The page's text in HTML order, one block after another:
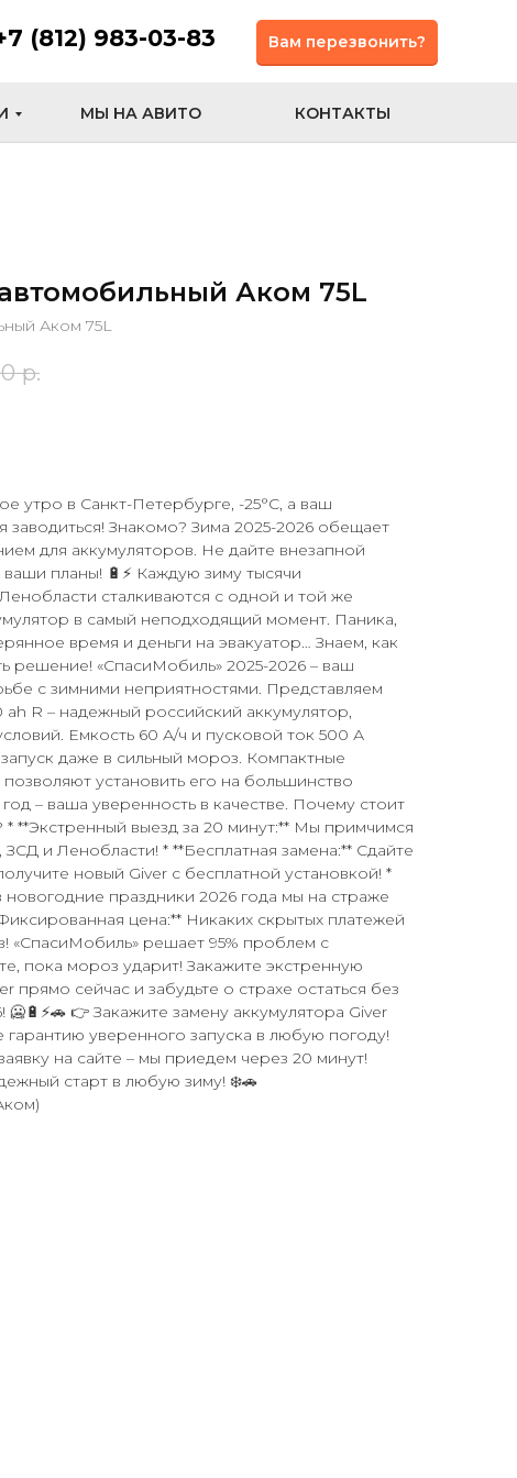
(812) 983-03-83
МЫ НА АВИТО КОНТАКТЫ
Вам перезвонить?
Аком 75L
Аком 75L
р.
утро в Санкт-Петербурге, -25°C, а ваш
заводиться! Знакомо? Зима 2025-2026 обещает
для аккумуляторов. Не дайте внезапной
планы! 🔋⚡ Каждую зиму тысячи
сталкиваются с одной и той же
в самый неподходящий момент. Паника,
время и деньги на эвакуатор… Знаем, как
решение! «СпасиМобиль» 2025-2026 – ваш
с зимними неприятностями. Представляем
ah R – надежный российский аккумулятор,
Емкость 60 А/ч и пусковой ток 500 А
даже в сильный мороз. Компактные
позволяют установить его на большинство
– ваша уверенность в качестве. Почему стоит
* **Экстренный выезд за 20 минут:** Мы примчимся
и Ленобласти! * **Бесплатная замена:** Сдайте
новый Giver с бесплатной установкой! *
праздники 2026 года мы на страже
цена:** Никаких скрытых платежей
«СпасиМобиль» решает 95% проблем с
пока мороз ударит! Закажите экстренную
прямо сейчас и забудьте о страхе остаться без
👉 Закажите замену аккумулятора Giver
гарантию уверенного запуска в любую погоду!
на сайте – мы приедем через 20 минут!
старт в любую зиму! ❄️🚗